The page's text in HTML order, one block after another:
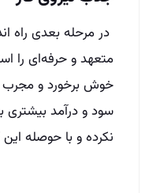
در مرحله بعدی راه
متعهد و حرفه‌ای را
خوش برخورد و مجرب
سود و درآمد بیشتری
نکرده و با حوصله این